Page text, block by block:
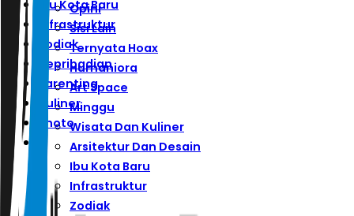
Ibu Kota Baru
Infrastruktur
Zodiak
Kepribadian
Parenting
Kuliner
Photo
Opini
Sisi Lain
Ternyata Hoax
Humaniora
Art Space
Minggu
Wisata Dan Kuliner
Arsitektur Dan Desain
Ibu Kota Baru
Infrastruktur
Zodiak